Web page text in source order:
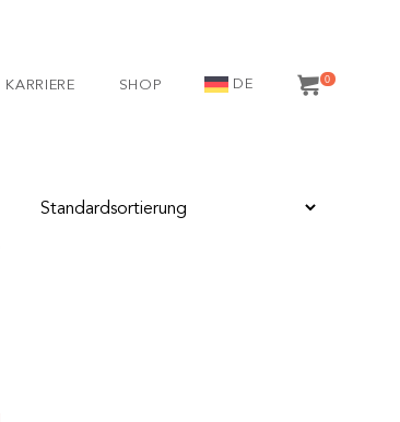
KARRIERE SHOP DE 0